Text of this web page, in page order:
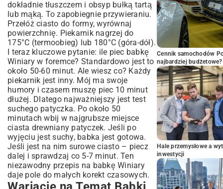
dokładnie tłuszczem i obsyp bułką tartą
lub mąką. To zapobiegnie przywieraniu.
Przełóż ciasto do formy, wyrównaj
powierzchnię. Piekarnik nagrzej do
175°C (termoobieg) lub 180°C (góra-dół).
I teraz kluczowe pytanie: ile piec babkę
Winiary w foremce? Standardowo jest to
około 50-60 minut. Ale wiesz co? Każdy
piekarnik jest inny. Mój ma swoje
humory i czasem muszę piec 10 minut
dłużej. Dlatego najważniejszy jest test
suchego patyczka. Po około 50
minutach wbij w najgrubsze miejsce
ciasta drewniany patyczek. Jeśli po
wyjęciu jest suchy, babka jest gotowa.
Jeśli jest na nim surowe ciasto – piecz
dalej i sprawdzaj co 5-7 minut. Ten
niezawodny przepis na babkę Winiary
daje pole do małych korekt czasowych.
Cennik samochodów
najbardziej budżetowe?
Hale przemysłowe a
inwestycji